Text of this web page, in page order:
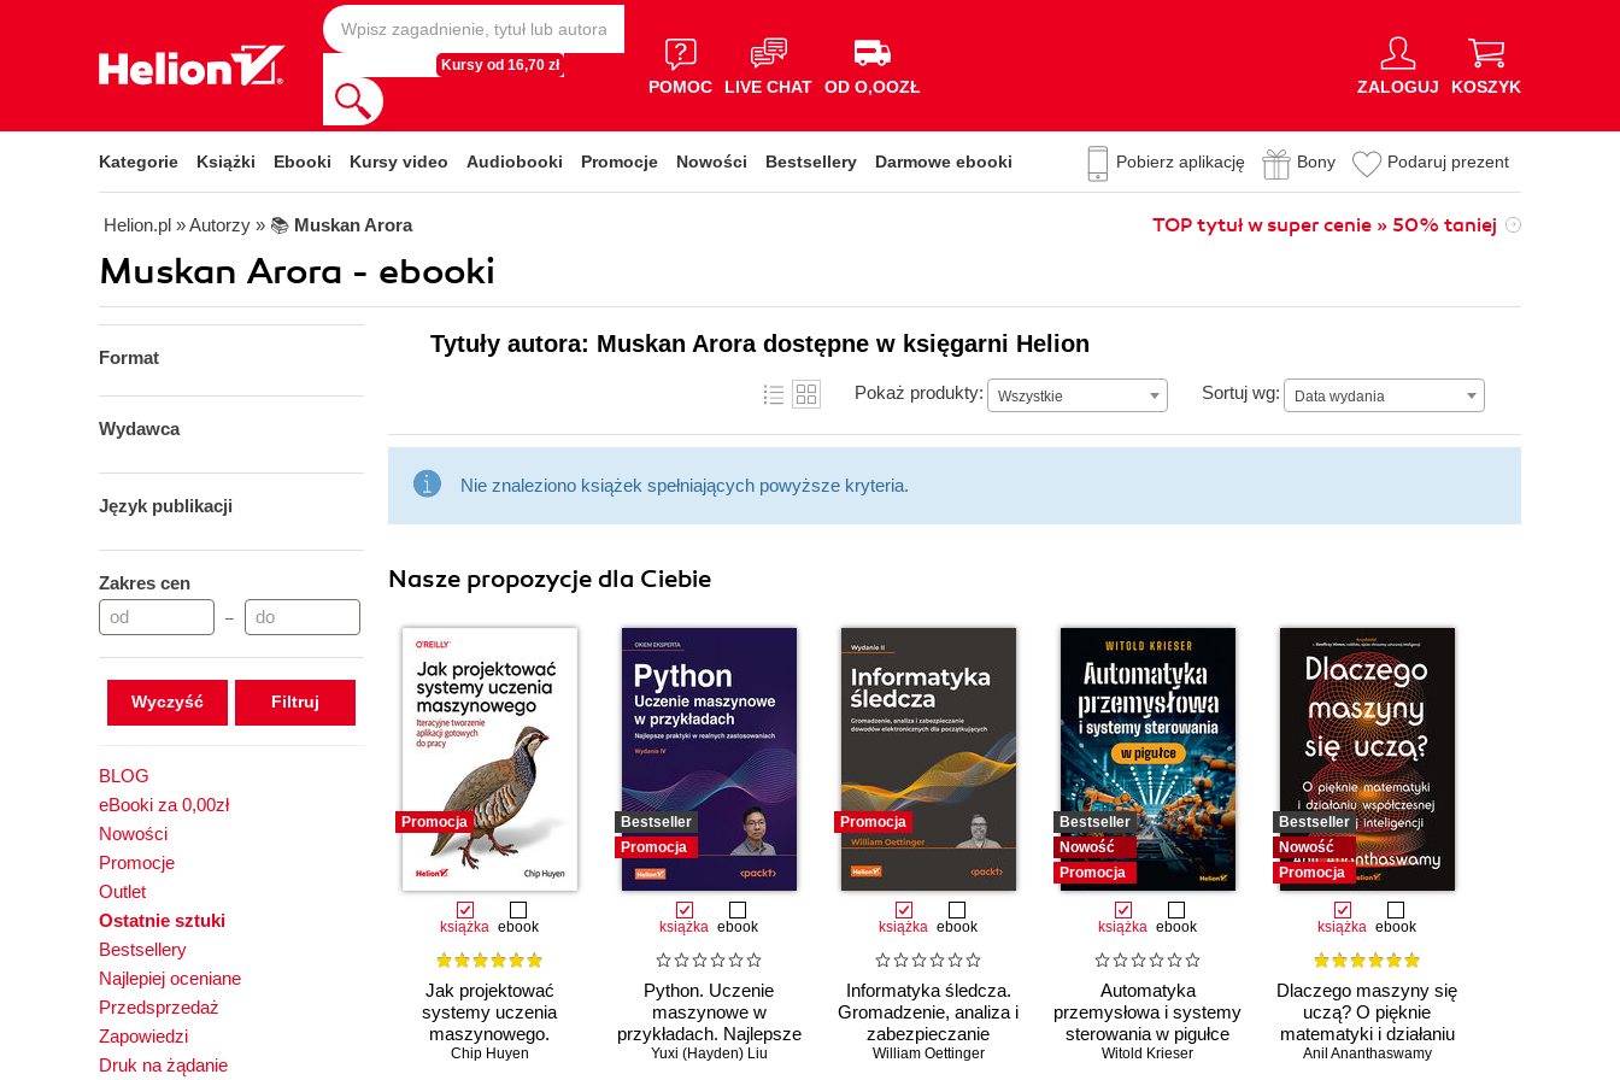
Kursy od 16,70 zł
POMOC LIVE CHAT OD O,OOZŁ ZALOGUJ KOSZYK
Kategorie Książki Ebooki Kursy video Audiobooki Promocje Nowości Bestsellery Darmowe ebooki Pobierz aplikację Bony Podaruj prezent
Helion.pl » Autorzy » 📚 Muskan Arora TOP tytuł w super cenie » 50% taniej
Muskan Arora - ebooki
Format
Wydawca
Język publikacji
Zakres cen
–
Wyczyść
BLOG
eBooki za 0,00zł
Nowości
Promocje
Outlet
Ostatnie sztuki
Bestsellery
Najlepiej oceniane
Przedsprzedaż
Zapowiedzi
Druk na żądanie
Tytuły autora: Muskan Arora dostępne w księgarni Helion
Pokaż produkty: Wszystkie Sortuj wg: Data wydania
Data wydania
Nie znaleziono książek spełniających powyższe kryteria.
Nasze propozycje dla Ciebie
Promocja
książka ebook
Jak projektować
systemy uczenia
maszynowego.
Iteracyjne tworzenie
Chip Huyen
Bestseller
Promocja
książka ebook
Python. Uczenie
maszynowe w
przykładach. Najlepsze
praktyki w realnych
Yuxi (Hayden) Liu
Promocja
książka ebook
Informatyka śledcza.
Gromadzenie, analiza i
zabezpieczanie
dowodów
William Oettinger
Bestseller
Nowość
Promocja
książka ebook
Automatyka
przemysłowa i systemy
sterowania w pigułce
Witold Krieser
Bestseller
Nowość
Promocja
książka ebook
Dlaczego maszyny się
uczą? O pięknie
matematyki i działaniu
współczesnej sztucznej
Anil Ananthaswamy